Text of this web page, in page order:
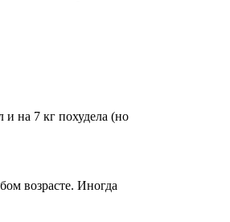
на 7 кг похудела (но
возрасте. Иногда